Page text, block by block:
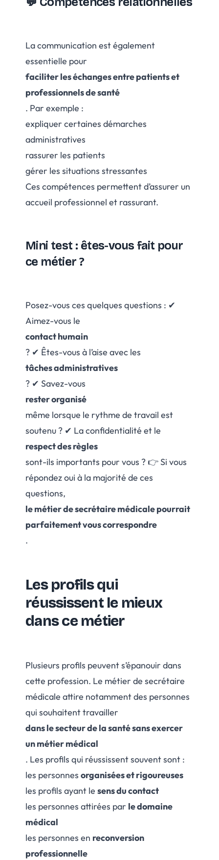
La communication est également
essentielle pour
faciliter les échanges entre patients et
professionnels de santé
. Par exemple :
expliquer certaines démarches
administratives
rassurer les patients
gérer les situations stressantes
Ces compétences permettent d’assurer un
accueil professionnel et rassurant.
Mini test : êtes-vous fait pour
ce métier ?
Posez-vous ces quelques questions : ✔
Aimez-vous le
contact humain
? ✔ Êtes-vous à l’aise avec les
tâches administratives
? ✔ Savez-vous
rester organisé
même lorsque le rythme de travail est
soutenu ? ✔ La confidentialité et le
respect des règles
sont-ils importants pour vous ? 👉 Si vous
répondez oui à la majorité de ces
questions,
le métier de secrétaire médicale pourrait
parfaitement vous correspondre
.
Les profils qui
réussissent le mieux
dans ce métier
Plusieurs profils peuvent s’épanouir dans
cette profession. Le métier de secrétaire
médicale attire notamment des personnes
qui souhaitent travailler
dans le secteur de la santé sans exercer
un métier médical
. Les profils qui réussissent souvent sont :
les personnes organisées et rigoureuses
les profils ayant le sens du contact
les personnes attirées par le domaine
médical
les personnes en reconversion
professionnelle